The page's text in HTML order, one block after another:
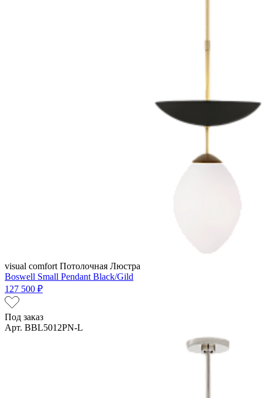
visual comfort Потолочная Люстра
Boswell Small Pendant Black/Gild
127 500 ₽
Под заказ
Арт. BBL5012PN-L